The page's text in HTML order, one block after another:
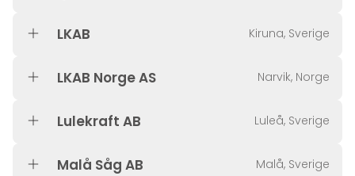
LKAB Kiruna, Sverige
LKAB Norge AS Narvik, Norge
Lulekraft AB Luleå, Sverige
Malå Såg AB Malå, Sverige